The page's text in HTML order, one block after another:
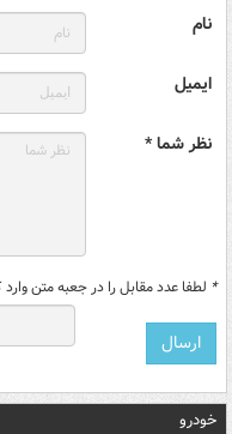
نام
ایمیل
نظر شما *
* لطفا عدد مقابل را در جعبه متن وارد
خودرو